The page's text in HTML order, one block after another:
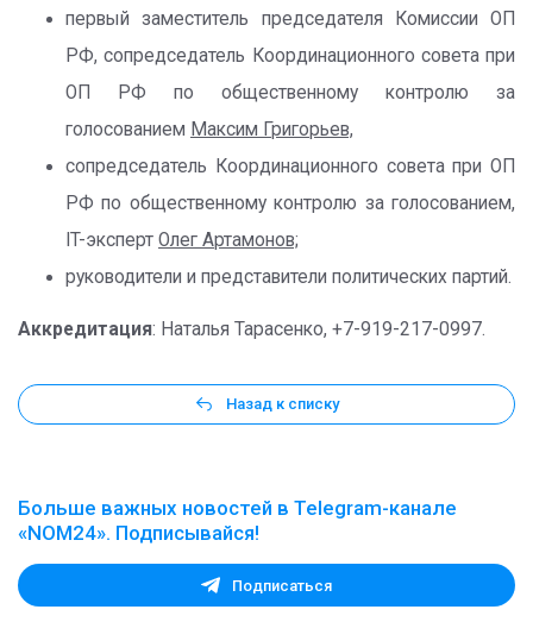
первый заместитель председателя Комиссии ОП
РФ, сопредседатель Координационного совета при
ОП РФ по общественному контролю за
голосованием Максим Григорьев,
сопредседатель Координационного совета при ОП
РФ по общественному контролю за голосованием,
IT-эксперт Олег Артамонов;
руководители и представители политических партий.
Аккредитация: Наталья Тарасенко, +7-919-217-0997.
Назад к списку
Больше важных новостей в Telegram-канале
«NOM24». Подписывайся!
Подписаться